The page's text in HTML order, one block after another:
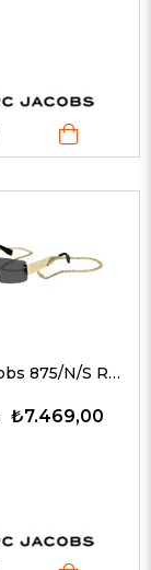
Marc Jacobs 875/N/S RHLIR 59 G Unisex Güneş Gözlükleri
₺7.469,00